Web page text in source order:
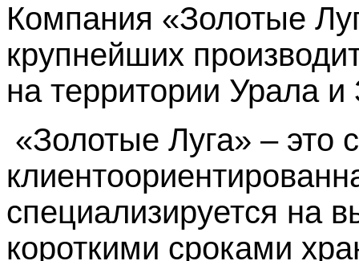
Компания «Золотые
крупнейших
на территории Урала
«Золотые Луга» – это
специализируется на
короткими сроками